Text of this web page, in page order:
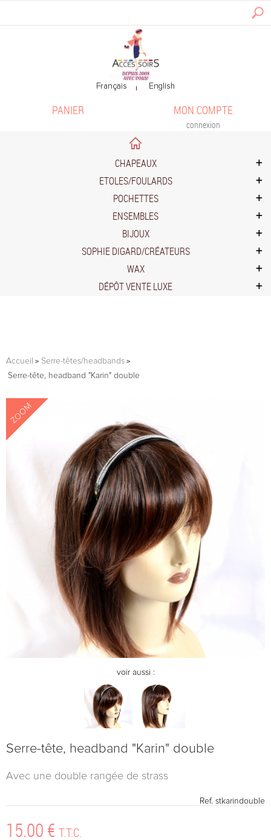
MON COMPTE
connexion
PANIER
CHAPEAUX
ETOLES/FOULARDS
POCHETTES
ENSEMBLES
BIJOUX
SOPHIE DIGARD/CRÉATEURS
WAX
DÉPÔT VENTE LUXE
Accueil
Serre-têtes/headbands
Serre-tête, headband "Karin" double
ZOOM
voir aussi :
Serre-tête, headband "Karin" double
Avec une double rangée de strass
Ref. stkarindouble
15.00 € T.T.C.